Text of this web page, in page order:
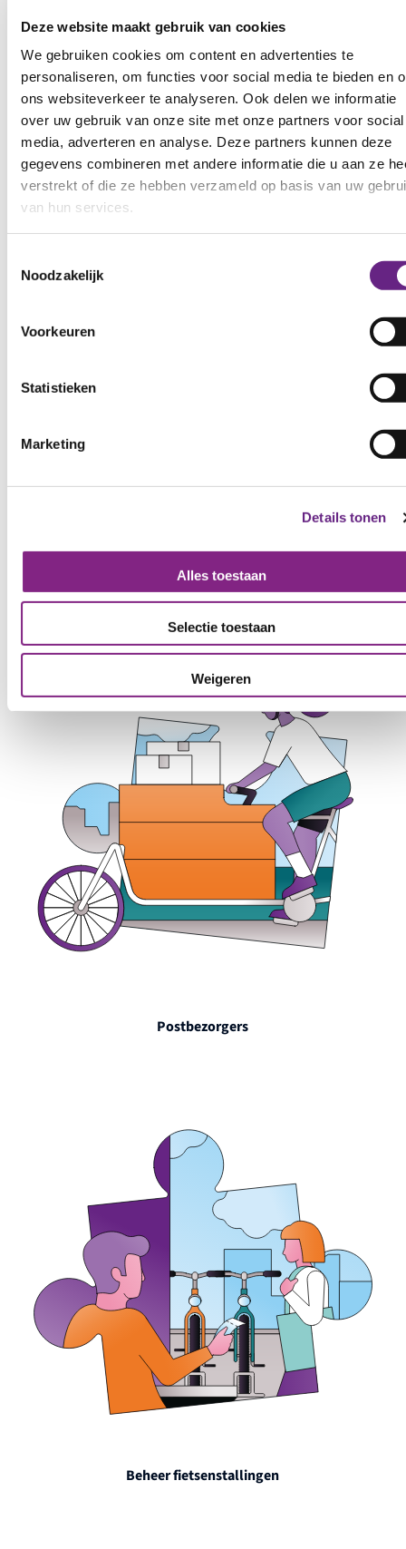
Deze website maakt gebruik van cookies
We gebruiken cookies om content en advertenties te
personaliseren, om functies voor social media te bieden en
ons websiteverkeer te analyseren. Ook delen we informatie
over uw gebruik van onze site met onze partners voor social
media, adverteren en analyse. Deze partners kunnen deze
gegevens combineren met andere informatie die u aan ze
verstrekt of die ze hebben verzameld op basis van uw
van hun services.
Noodzakelijk
Voorkeuren
Statistieken
Marketing
Details tonen
Alles toestaan
Selectie toestaan
Weigeren
biodiversiteit.
Overige diensten
Werkbrigade Arnhem
Postbezorgers
Beheer fietsenstallingen